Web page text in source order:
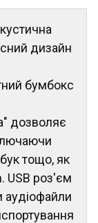
дизайн
бумбокс
дозволяє
тощо, як
USB роз'єм
аудіофайли